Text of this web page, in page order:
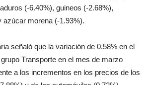
(-6.40%), guineos (-2.68%),
azúcar morena (-1.93%).
señaló que la variación de 0.58% en el
Transporte en el mes de marzo
a los incrementos en los precios de los